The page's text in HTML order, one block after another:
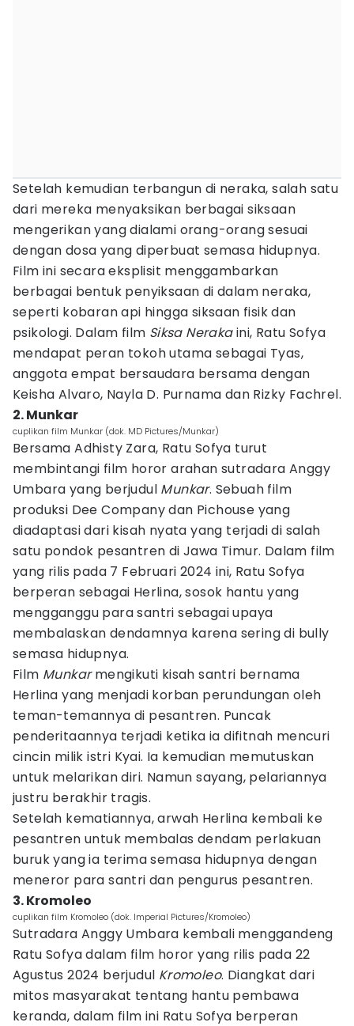
Setelah kemudian terbangun di neraka, salah satu
dari mereka menyaksikan berbagai siksaan
mengerikan yang dialami orang-orang sesuai
dengan dosa yang diperbuat semasa hidupnya.
Film ini secara eksplisit menggambarkan
berbagai bentuk penyiksaan di dalam neraka,
seperti kobaran api hingga siksaan fisik dan
psikologi. Dalam film Siksa Nerakaini, Ratu Sofya
mendapat peran tokoh utama sebagai Tyas,
anggota empat bersaudara bersama dengan
Keisha Alvaro, Nayla D. Purnama dan Rizky Fachrel.
2. Munkar
cuplikan film Munkar (dok. MD Pictures/Munkar)
Bersama Adhisty Zara, Ratu Sofya turut
membintangi film horor arahan sutradara Anggy
Umbara yang berjudul Munkar. Sebuah film
produksi Dee Company dan Pichouse yang
diadaptasi dari kisah nyata yang terjadi di salah
satu pondok pesantren di Jawa Timur. Dalam film
yang rilis pada 7 Februari 2024 ini, Ratu Sofya
berperan sebagai Herlina, sosok hantu yang
mengganggu para santri sebagai upaya
membalaskan dendamnya karena sering di bully
semasa hidupnya.
Film Munkarmengikuti kisah santri bernama
Herlina yang menjadi korban perundungan oleh
teman-temannya di pesantren. Puncak
penderitaannya terjadi ketika ia difitnah mencuri
cincin milik istri Kyai. Ia kemudian memutuskan
untuk melarikan diri. Namun sayang, pelariannya
justru berakhir tragis.
Setelah kematiannya, arwah Herlina kembali ke
pesantren untuk membalas dendam perlakuan
buruk yang ia terima semasa hidupnya dengan
meneror para santri dan pengurus pesantren.
3. Kromoleo
cuplikan film Kromoleo (dok. Imperial Pictures/Kromoleo)
Sutradara Anggy Umbara kembali menggandeng
Ratu Sofya dalam film horor yang rilis pada 22
Agustus 2024 berjudul Kromoleo. Diangkat dari
mitos masyarakat tentang hantu pembawa
keranda, dalam film ini Ratu Sofya berperan